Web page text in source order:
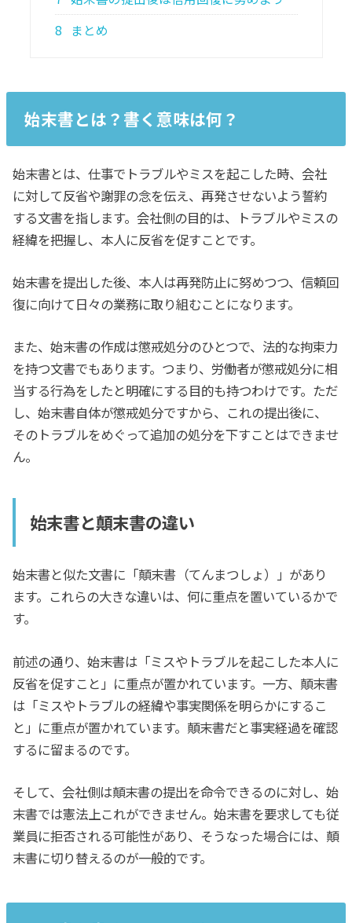
8
まとめ
始末書とは？書く意味は何？
始末書とは、仕事でトラブルやミスを起こした時、会社
に対して反省や謝罪の念を伝え、再発させないよう誓約
する文書を指します。会社側の目的は、トラブルやミスの
経緯を把握し、本人に反省を促すことです。
始末書を提出した後、本人は再発防止に努めつつ、信頼回
復に向けて日々の業務に取り組むことになります。
また、始末書の作成は懲戒処分のひとつで、法的な拘束力
を持つ文書でもあります。つまり、労働者が懲戒処分に相
当する行為をしたと明確にする目的も持つわけです。ただ
し、始末書自体が懲戒処分ですから、これの提出後に、
そのトラブルをめぐって追加の処分を下すことはできませ
ん。
始末書と顛末書の違い
始末書と似た文書に「顛末書（てんまつしょ）」があり
ます。これらの大きな違いは、何に重点を置いているかで
す。
前述の通り、始末書は「ミスやトラブルを起こした本人に
反省を促すこと」に重点が置かれています。一方、顛末書
は「ミスやトラブルの経緯や事実関係を明らかにするこ
と」に重点が置かれています。顛末書だと事実経過を確認
するに留まるのです。
そして、会社側は顛末書の提出を命令できるのに対し、始
末書では憲法上これができません。始末書を要求しても従
業員に拒否される可能性があり、そうなった場合には、顛
末書に切り替えるのが一般的です。